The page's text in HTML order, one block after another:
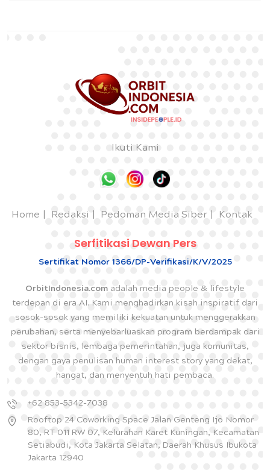
Ikuti Kami
Home Redaksi Pedoman Media Siber Kontak
Serfitikasi Dewan Pers
Sertifikat Nomor 1366/DP-Verifikasi/K/V/2025
OrbitIndonesia.com adalah media people & lifestyle
terdepan di era AI. Kami menghadirkan kisah inspiratif dari
sosok-sosok yang memiliki kekuatan untuk menggerakkan
perubahan, serta menyebarluaskan program berdampak dari
sektor bisnis, lembaga pemerintahan, juga komunitas,
dengan gaya penulisan human interest story yang dekat,
hangat, dan menyentuh hati pembaca.
+62 853-5342-7038
Rooftop 24 Coworking Space Jalan Genteng Ijo Nomor
80, RT 011 RW 07, Kelurahan Karet Kuningan, Kecamatan
Setiabudi, Kota Jakarta Selatan, Daerah Khusus Ibukota
Jakarta 12940